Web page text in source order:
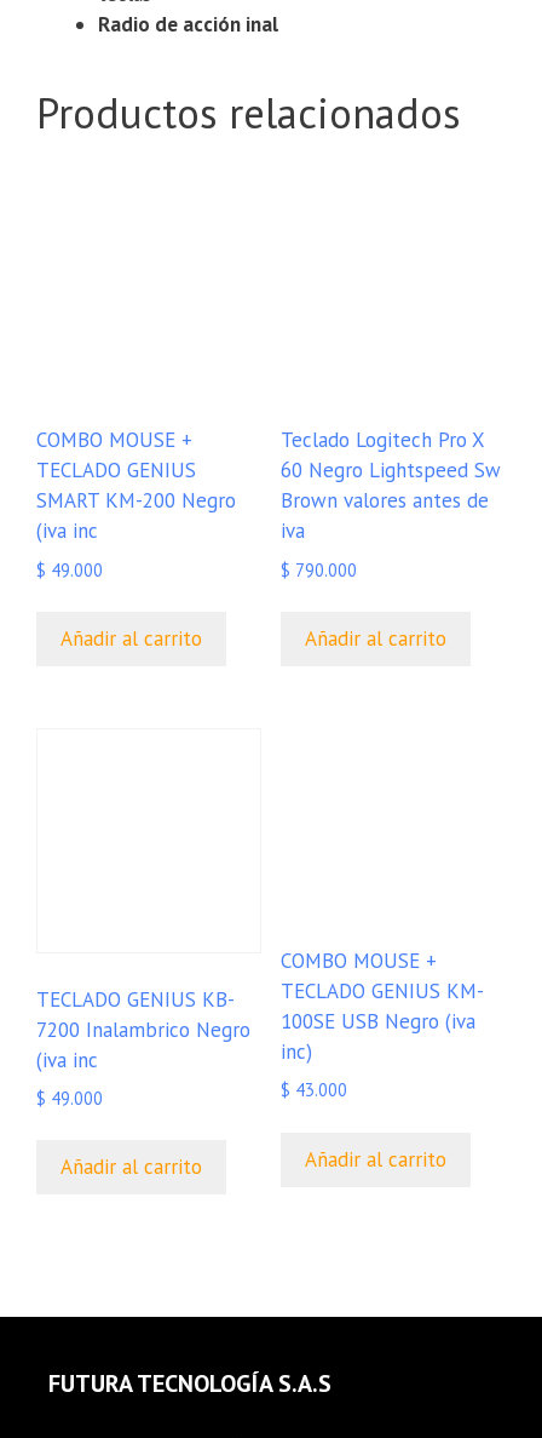
Radio de acción inal
Productos relacionados
COMBO MOUSE +
TECLADO GENIUS
SMART KM-200 Negro
(iva inc
$ 49.000
Añadir al carrito
Teclado Logitech Pro X
60 Negro Lightspeed Sw
Brown valores antes de
iva
$ 790.000
Añadir al carrito
TECLADO GENIUS KB-
7200 Inalambrico Negro
(iva inc
$ 49.000
Añadir al carrito
COMBO MOUSE +
TECLADO GENIUS KM-
100SE USB Negro (iva
inc)
$ 43.000
Añadir al carrito
FUTURA TECNOLOGÍA S.A.S